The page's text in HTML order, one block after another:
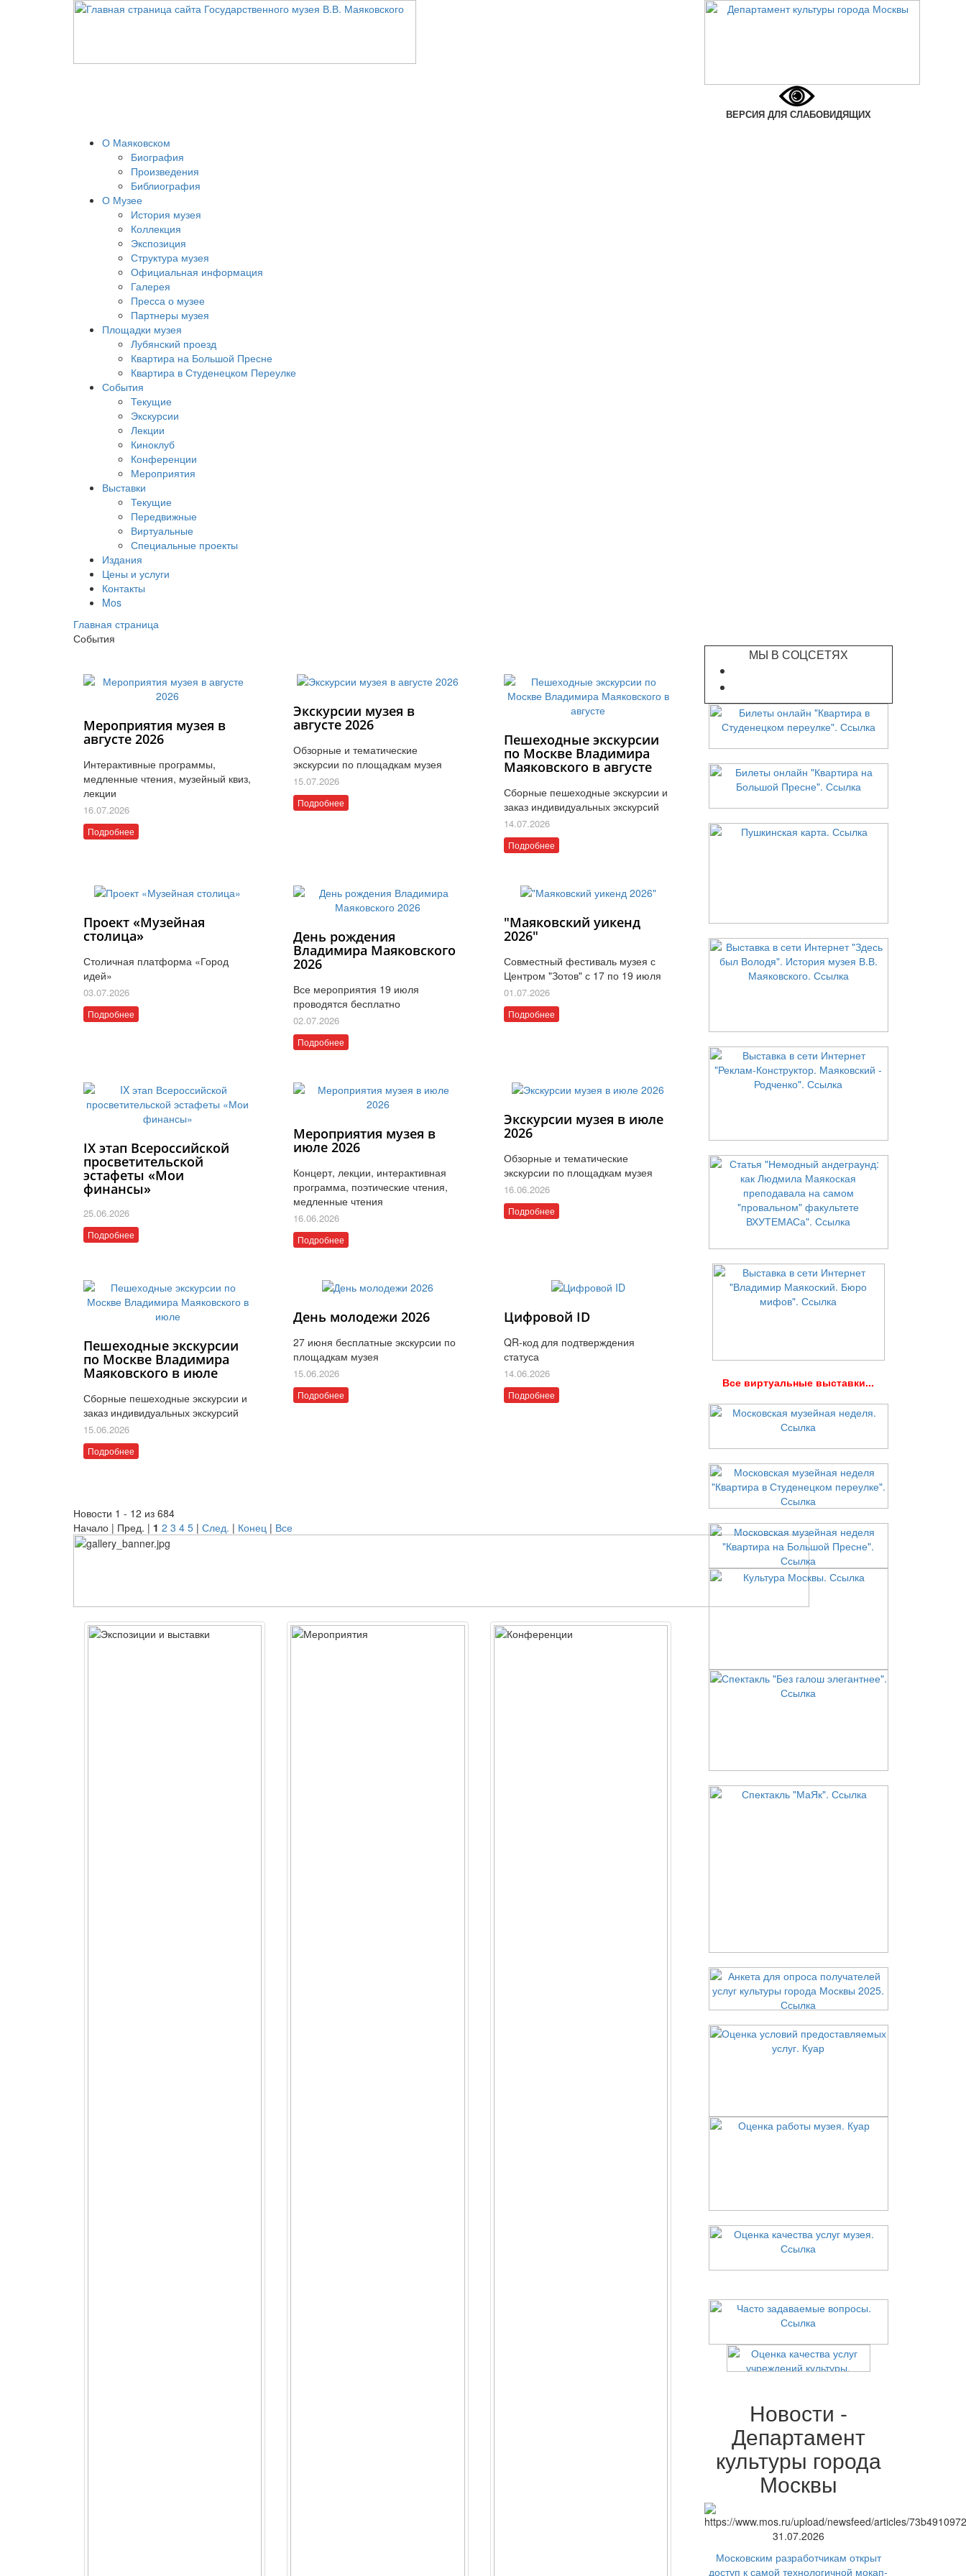
ВЕРСИЯ ДЛЯ СЛАБОВИДЯЩИХ
О Маяковском
Биография
Произведения
Библиография
О Музее
История музея
Коллекция
Экспозиция
Структура музея
Официальная информация
Галерея
Пресса о музее
Партнеры музея
Площадки музея
Лубянский проезд
Квартира на Большой Пресне
Квартира в Студенецком Переулке
События
Текущие
Экскурсии
Лекции
Киноклуб
Конференции
Мероприятия
Выставки
Текущие
Передвижные
Виртуальные
Специальные проекты
Издания
Цены и услуги
Контакты
Mos
Главная страница
События
Мероприятия музея в
августе 2026
Интерактивные программы,
медленные чтения, музейный квиз,
лекции
16.07.2026
Подробнее
Экскурсии музея в
августе 2026
Обзорные и тематические
экскурсии по площадкам музея
15.07.2026
Подробнее
Пешеходные экскурсии
по Москве Владимира
Маяковского в августе
Сборные пешеходные экскурсии и
заказ индивидуальных экскурсий
14.07.2026
Подробнее
Проект «Музейная
столица»
Столичная платформа «Город
идей»
03.07.2026
Подробнее
День рождения
Владимира Маяковского
2026
Все мероприятия 19 июля
проводятся бесплатно
02.07.2026
Подробнее
"Маяковский уикенд
2026"
Совместный фестиваль музея с
Центром "Зотов" с 17 по 19 июля
01.07.2026
Подробнее
IX этап Всероссийской
просветительской
эстафеты «Мои
финансы»
25.06.2026
Подробнее
Мероприятия музея в
июле 2026
Концерт, лекции, интерактивная
программа, поэтические чтения,
медленные чтения
16.06.2026
Подробнее
Экскурсии музея в июле
2026
Обзорные и тематические
экскурсии по площадкам музея
16.06.2026
Подробнее
Пешеходные экскурсии
по Москве Владимира
Маяковского в июле
Сборные пешеходные экскурсии и
заказ индивидуальных экскурсий
15.06.2026
Подробнее
День молодежи 2026
27 июня бесплатные экскурсии по
площадкам музея
15.06.2026
Подробнее
Цифровой ID
QR-код для подтверждения
статуса
14.06.2026
Подробнее
Новости 1 - 12 из 684
Начало | Пред. | 1 2 3 4 5 | След. | Конец | Все
МЫ В СОЦСЕТЯХ
Все виртуальные выставки...
Новости -
Департамент
культуры города
Москвы
31.07.2026
Московским разработчикам открыт
доступ к самой технологичной мокап-